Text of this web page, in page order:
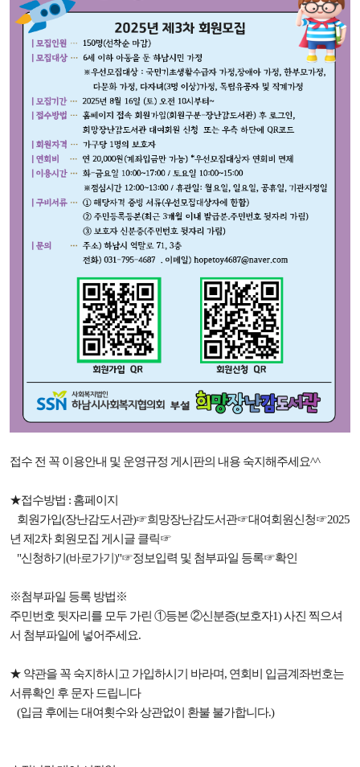
접수 전 꼭 이용안내 및 운영규정 게시판의 내용 숙지해주세요^^
★접수방법 : 홈페이지
회원가입(장난감도서관)☞희망장난감도서관☞대여회원신청☞2025
년 제2차 회원모집 게시글 클릭☞
"신청하기(바로가기 )"☞정보입력 및 첨부파일 등록☞확인
※첨부파일 등록 방법※
주민번호 뒷자리를 모두 가린 ①등본 ②신분증(보호자1) 사진 찍으셔
서 첨부파일에 넣어주세요.
★ 약관을 꼭 숙지하시고 가입하시기 바라며, 연회비 입금계좌번호는
서류확인 후 문자 드립니다
(입금 후에는 대여횟수와 상관없이 환불 불가합니다.)